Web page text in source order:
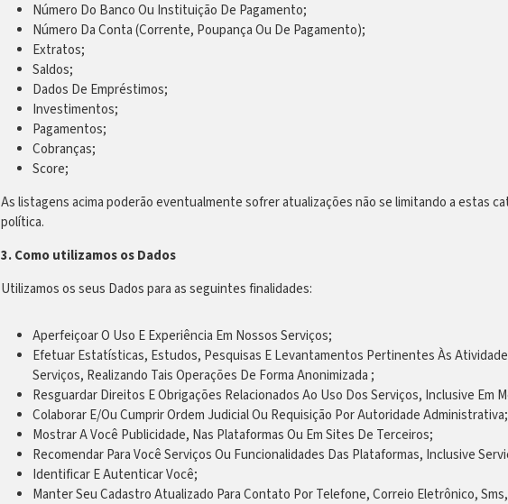
Número Do Banco Ou Instituição De Pagamento;
Número Da Conta (Corrente, Poupança Ou De Pagamento);
Extratos;
Saldos;
Dados De Empréstimos;
Investimentos;
Pagamentos;
Cobranças;
Score;
As listagens acima poderão eventualmente sofrer atualizações não se limitando a estas
política.
3. Como utilizamos os Dados
Utilizamos os seus Dados para as seguintes finalidades:
Aperfeiçoar O Uso E Experiência Em Nossos Serviços;
Efetuar Estatísticas, Estudos, Pesquisas E Levantamentos Pertinentes Às
Serviços, Realizando Tais Operações De Forma Anonimizada ;
Resguardar Direitos E Obrigações Relacionados Ao Uso Dos Serviços, Inclusive Em
Colaborar E/Ou Cumprir Ordem Judicial Ou Requisição Por Autoridade Administrativa;
Mostrar A Você Publicidade, Nas Plataformas Ou Em Sites De Terceiros;
Recomendar Para Você Serviços Ou Funcionalidades Das Plataformas, Inclusive
Identificar E Autenticar Você;
Manter Seu Cadastro Atualizado Para Contato Por Telefone, Correio Eletrônico,